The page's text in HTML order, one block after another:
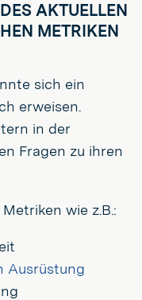
AKTUELLEN
METRIKEN
sich ein
erweisen.
in der
Fragen zu ihren
wie z.B.:
Ausrüstung